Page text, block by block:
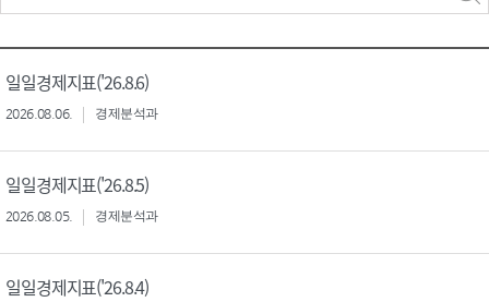
일일경제지표('26.8.6)
2026.08.06. 경제분석과
일일경제지표('26.8.5)
2026.08.05. 경제분석과
일일경제지표('26.8.4)